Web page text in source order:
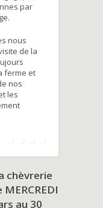
par
nous
de la
ferme et
nos
les
chèvrerie
au 30